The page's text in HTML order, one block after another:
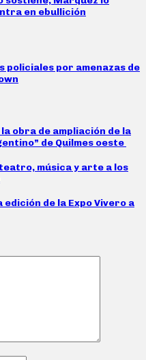
en ebullición
policiales por amenazas de
obra de ampliación de la
de Quilmes oeste
música y arte a los
edición de la Expo Vivero a